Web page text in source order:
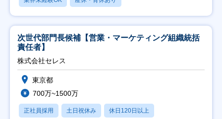
次世代部門長候補【営業・マーケティング組織統括
責任者】
株式会社セレス
東京都
700万~1500万
正社員採用 土日祝休み 休日120日以上